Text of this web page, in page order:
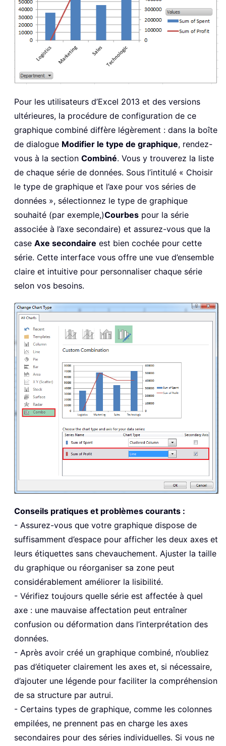
Pour les utilisateurs d’Excel 2013 et des versions
ultérieures, la procédure de configuration de ce
graphique combiné diffère légèrement : dans la boîte
de dialogue Modifier le type de graphique, rendez-
vous à la section Combiné. Vous y trouverez la liste
de chaque série de données. Sous l’intitulé « Choisir
le type de graphique et l’axe pour vos séries de
données », sélectionnez le type de graphique
souhaité (par exemple,)Courbes pour la série
associée à l’axe secondaire) et assurez-vous que la
case Axe secondaire est bien cochée pour cette
série. Cette interface vous offre une vue d’ensemble
claire et intuitive pour personnaliser chaque série
selon vos besoins.
Conseils pratiques et problèmes courants :
- Assurez-vous que votre graphique dispose de
suffisamment d’espace pour afficher les deux axes et
leurs étiquettes sans chevauchement. Ajuster la taille
du graphique ou réorganiser sa zone peut
considérablement améliorer la lisibilité.
- Vérifiez toujours quelle série est affectée à quel
axe : une mauvaise affectation peut entraîner
confusion ou déformation dans l’interprétation des
données.
- Après avoir créé un graphique combiné, n’oubliez
pas d’étiqueter clairement les axes et, si nécessaire,
d’ajouter une légende pour faciliter la compréhension
de sa structure par autrui.
- Certains types de graphique, comme les colonnes
empilées, ne prennent pas en charge les axes
secondaires pour des séries individuelles. Si vous ne